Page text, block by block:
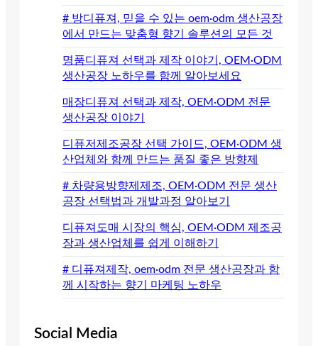
# 방디퓨져, 믿을 수 있는 oem·odm 생산공장
에서 만드는 맞춤형 향기 솔루션의 모든 것
명품디퓨져 선택과 제작 이야기, OEM·ODM
생산공장 노하우를 함께 알아보세요
매장디퓨져 선택과 제작, OEM·ODM 전문
생산공장 이야기
디퓨저제조공장 선택 가이드, OEM·ODM 생
산업체와 함께 만드는 품질 좋은 방향제
# 차량용방향제제조, OEM·ODM 전문 생산
공장 선택법과 개발과정 알아보기
디퓨져도매 시장의 핵심, OEM·ODM 제조공
장과 생산업체를 쉽게 이해하기
# 디퓨져제작, oem·odm 전문 생산공장과 함
께 시작하는 향기 마케팅 노하우
Social Media